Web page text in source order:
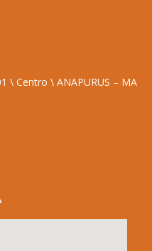
\ Centro \ ANAPURUS – MA